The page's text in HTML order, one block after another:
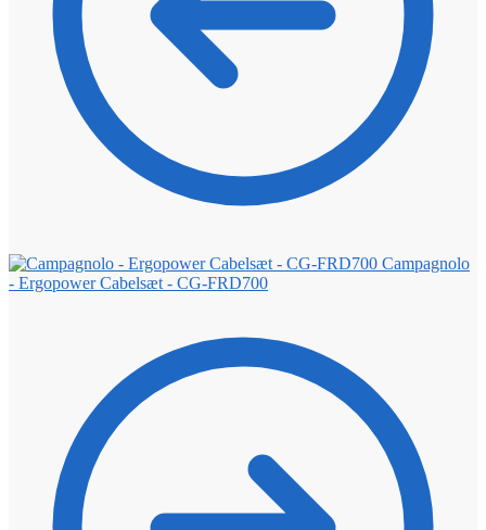
Campagnolo
- Ergopower Cabelsæt - CG-FRD700